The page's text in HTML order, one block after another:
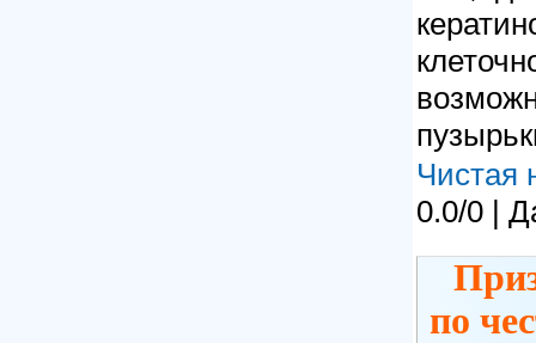
Чистая
0.0/0 |
по